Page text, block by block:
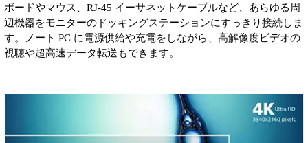
ボードやマウス、RJ-45 イーサネットケーブルなど、あらゆる周
辺機器をモニターのドッキングステーションにすっきり接続しま
す。ノート PC に電源供給や充電をしながら、高解像度ビデオの
視聴や超高速データ転送もできます。